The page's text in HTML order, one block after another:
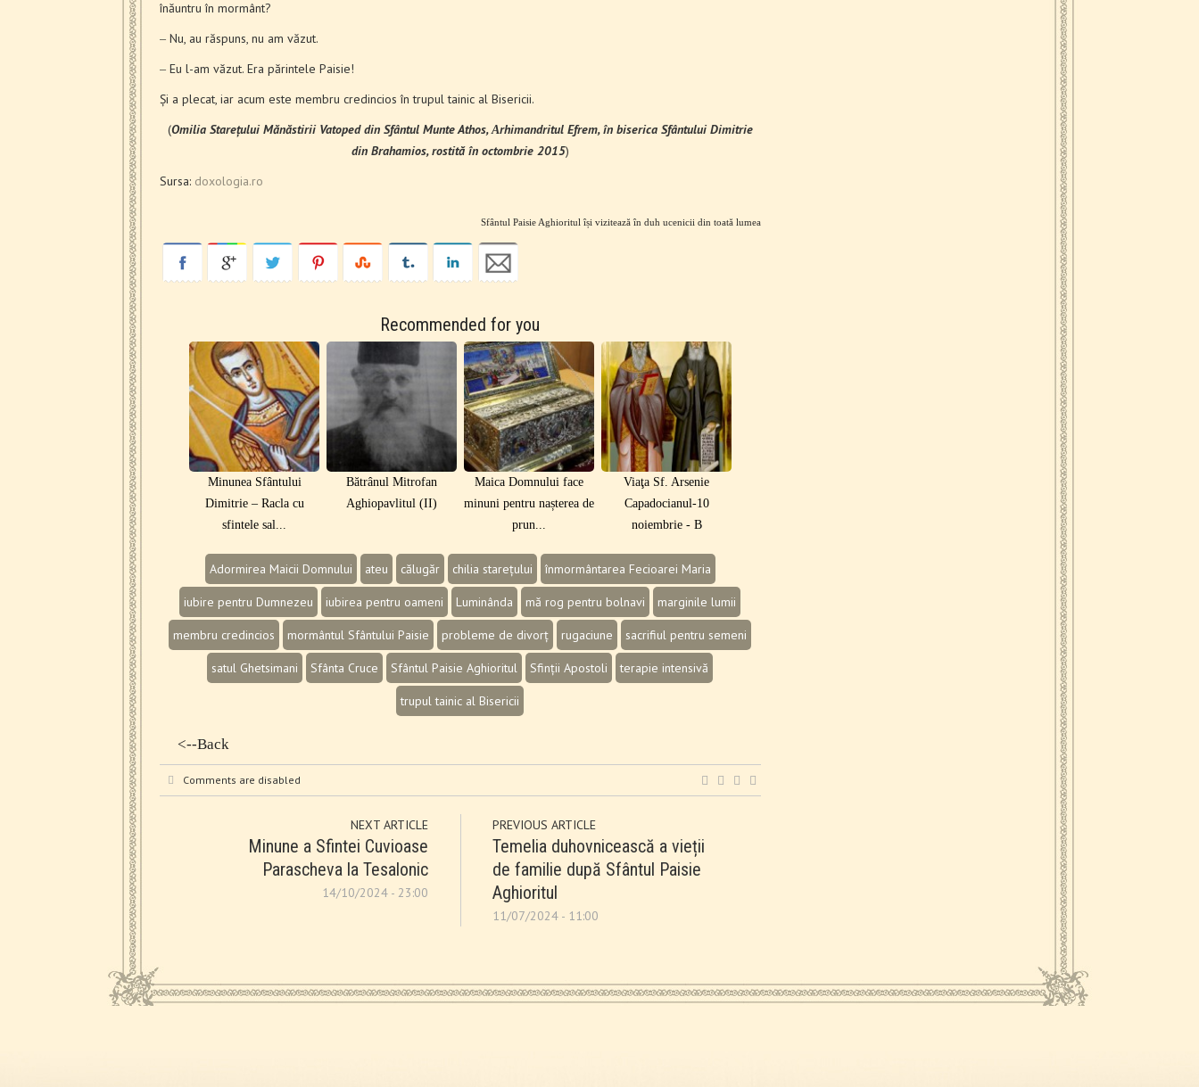
înăuntru în mormânt?
‒ Nu, au răspuns, nu am văzut.
‒ Eu l-am văzut. Era părintele Paisie!
Și a plecat, iar acum este membru credincios în trupul tainic al Bisericii.
(Omilia Starețului Mănăstirii Vatoped din Sfântul Munte Athos, Αrhimandritul Efrem, în biserica Sfântului Dimitrie
din Brahamios, rostită în octombrie 2015)
Sursa: doxologia.ro
Sfântul Paisie Aghioritul își vizitează în duh ucenicii din toată lumea
Recommended for you
Minunea Sfântului
Dimitrie ‒ Racla cu
sfintele sal...
Bătrânul Mitrofan
Aghiopavlitul (II)
Maica Domnului face
minuni pentru nașterea de
prun...
Viaţa Sf. Arsenie
Capadocianul-10
noiembrie - B
Adormirea Maicii Domnului ateu călugăr chilia starețului înmormântarea Fecioarei Maria
iubire pentru Dumnezeu iubirea pentru oameni Luminânda mă rog pentru bolnavi marginile lumii
membru credincios mormântul Sfântului Paisie probleme de divorț rugaciune sacrifiul pentru semeni
satul Ghetsimani Sfânta Cruce Sfântul Paisie Aghioritul Sfinții Apostoli terapie intensivă
trupul tainic al Bisericii
<--Back
Comments are disabled
NEXT ARTICLE
Minune a Sfintei Cuvioase
Parascheva la Tesalonic
14/10/2024 - 23:00
PREVIOUS ARTICLE
Temelia duhovnicească a vieții
de familie după Sfântul Paisie
Aghioritul
11/07/2024 - 11:00